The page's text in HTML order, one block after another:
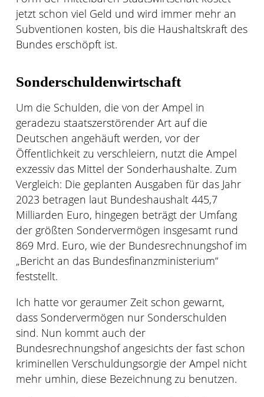
jetzt schon viel Geld und wird immer mehr an
Subventionen kosten, bis die Haushaltskraft des
Bundes erschöpft ist.
Sonderschuldenwirtschaft
Um die Schulden, die von der Ampel in
geradezu staatszerstörender Art auf die
Deutschen angehäuft werden, vor der
Öffentlichkeit zu verschleiern, nutzt die Ampel
exzessiv das Mittel der Sonderhaushalte. Zum
Vergleich: Die geplanten Ausgaben für das Jahr
2023 betragen laut Bundeshaushalt 445,7
Milliarden Euro, hingegen beträgt der Umfang
der größten Sondervermögen insgesamt rund
869 Mrd. Euro, wie der Bundesrechnungshof im
„Bericht an das Bundesfinanzministerium“
feststellt.
Ich hatte vor geraumer Zeit schon gewarnt,
dass Sondervermögen nur Sonderschulden
sind. Nun kommt auch der
Bundesrechnungshof angesichts der fast schon
kriminellen Verschuldungsorgie der Ampel nicht
mehr umhin, diese Bezeichnung zu benutzen.